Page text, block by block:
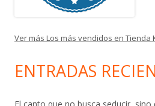
Ver más Los más vendidos en Tienda
ENTRADAS